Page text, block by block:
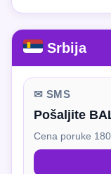
Srbija
✉ SMS
Pošaljite
Cena poruke